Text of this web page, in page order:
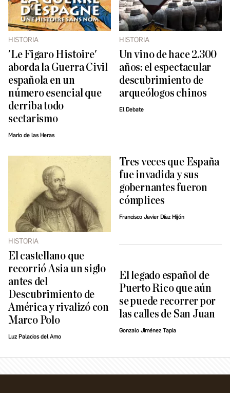
HISTORIA
'Le Figaro Histoire'
aborda la Guerra Civil
española en un
número esencial que
derriba todo
sectarismo
Mario de las Heras
HISTORIA
Un vino de hace 2.300
años: el espectacular
descubrimiento de
arqueólogos chinos
El Debate
HISTORIA
El castellano que
recorrió Asia un siglo
antes del
Descubrimiento de
América y rivalizó con
Marco Polo
Luz Palacios del Amo
Tres veces que España
fue invadida y sus
gobernantes fueron
cómplices
Francisco Javier Díaz Hijón
El legado español de
Puerto Rico que aún
se puede recorrer por
las calles de San Juan
Gonzalo Jiménez Tapia